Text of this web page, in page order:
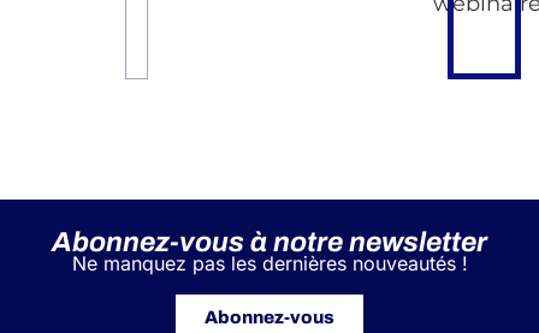
Abonnez-vous à notre newsletter
Ne manquez pas les dernières nouveautés !
Abonnez-vous